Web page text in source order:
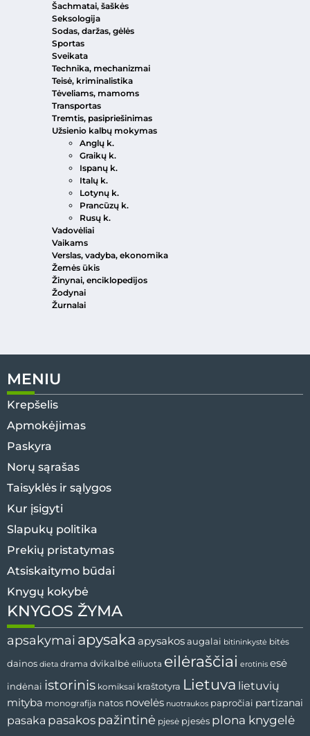
Šachmatai, šaškės
Seksologija
Sodas, daržas, gėlės
Sportas
Sveikata
Technika, mechanizmai
Teisė, kriminalistika
Tėveliams, mamoms
Transportas
Tremtis, pasipriešinimas
Užsienio kalbų mokymas
Anglų k.
Graikų k.
Ispanų k.
Italų k.
Lotynų k.
Prancūzų k.
Rusų k.
Vadovėliai
Vaikams
Verslas, vadyba, ekonomika
Žemės ūkis
Žinynai, enciklopedijos
Žodynai
Žurnalai
MENIU
Krepšelis
Apmokėjimas
Paskyra
Norų sąrašas
Taisyklės ir sąlygos
Kur įsigyti
Slapukų politika
Prekių pristatymas
Atsiskaitymo būdai
Knygų kokybė
KNYGOS ŽYMA
apsakymai apysaka apysakos augalai bitininkystė bitės
dainos dieta drama dvikalbė eiliuota eilėraščiai erotinis esė
indėnai istorinis komiksai kraštotyra Lietuva lietuvių
mityba monografija natos novelės nuotraukos papročiai partizanai
pasaka pasakos pažintinė pjesė pjesės plona knygelė